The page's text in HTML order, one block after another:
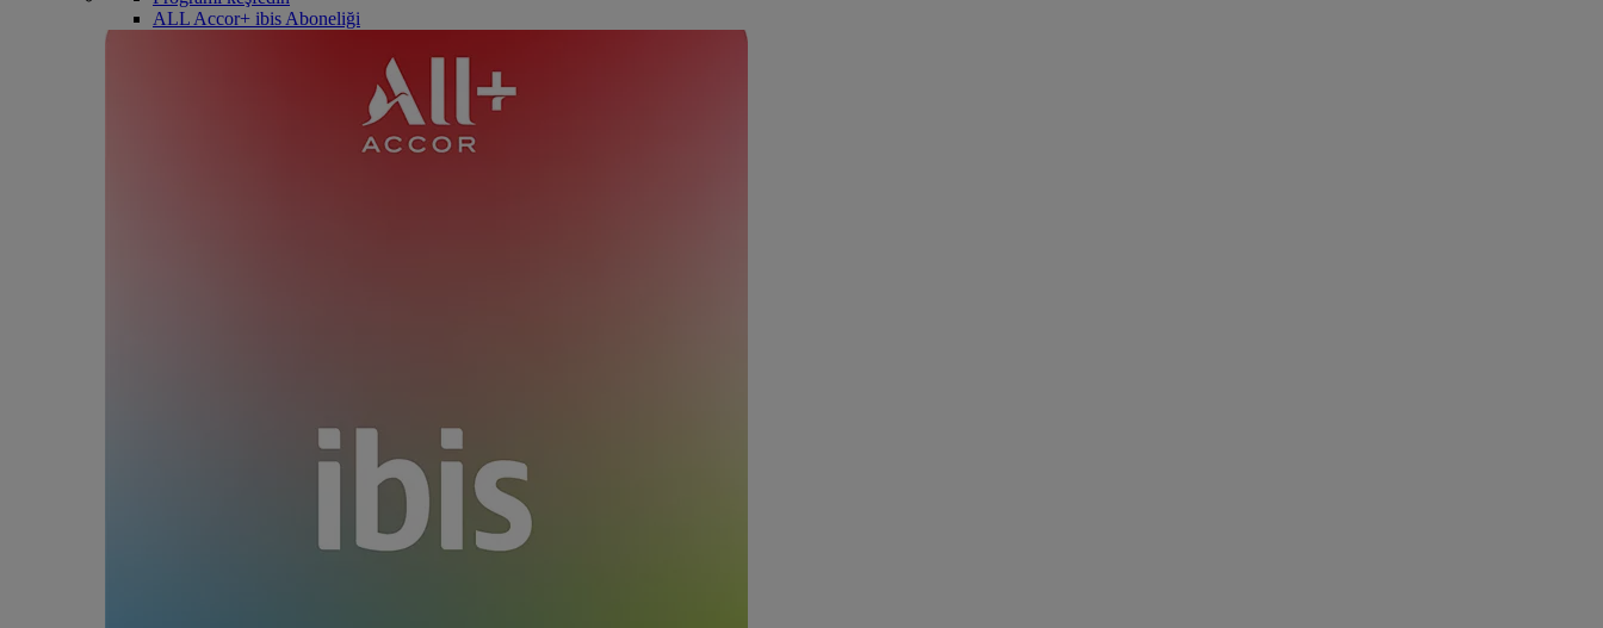
ALL Accor+ ibis Aboneliği